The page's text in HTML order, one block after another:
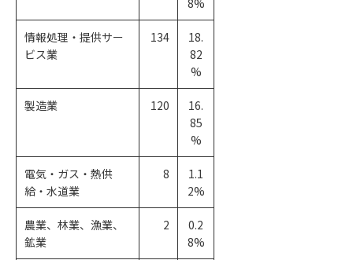
情報処理・提供サー
ビス業
134
18.
82
%
製造業 120
16.
85
%
電気・ガス・熱供
給・水道業
8
1.1
2%
農業、林業、漁業、
鉱業
2
0.2
8%